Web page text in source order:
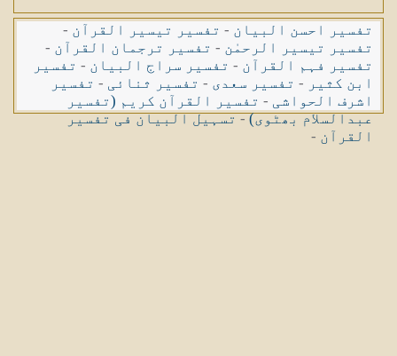
تفسیر احسن البیان - تفسیر تیسیر القرآن -
تفسیر تیسیر الرحمٰن - تفسیر ترجمان القرآن -
تفسیر فہم القرآن - تفسیر سراج البیان - تفسیر
ابن کثیر - تفسیر سعدی - تفسیر ثنائی - تفسیر
اشرف الحواشی - تفسیر القرآن کریم (تفسیر
عبدالسلام بھٹوی)-تسہیل البیان فی تفسیر
القرآن -